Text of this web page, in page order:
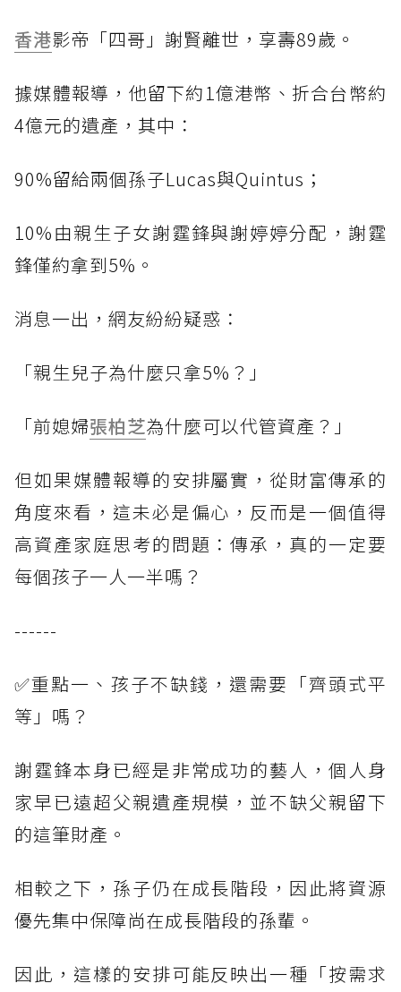
香港影帝「四哥」謝賢離世，享壽89歲。
據媒體報導，他留下約1億港幣、折合台幣約
4億元的遺產，其中：
90%留給兩個孫子Lucas與Quintus；
10%由親生子女謝霆鋒與謝婷婷分配，謝霆
鋒僅約拿到5%。
消息一出，網友紛紛疑惑：
「親生兒子為什麼只拿5%？」
「前媳婦張柏芝為什麼可以代管資產？」
但如果媒體報導的安排屬實，從財富傳承的
角度來看，這未必是偏心，反而是一個值得
高資產家庭思考的問題：傳承，真的一定要
每個孩子一人一半嗎？
------
✅重點一、孩子不缺錢，還需要「齊頭式平
等」嗎？
謝霆鋒本身已經是非常成功的藝人，個人身
家早已遠超父親遺產規模，並不缺父親留下
的這筆財產。
相較之下，孫子仍在成長階段，因此將資源
優先集中保障尚在成長階段的孫輩。
因此，這樣的安排可能反映出一種「按需求